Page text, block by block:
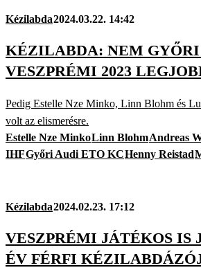
Kézilabda2024.03.22. 14:42
KÉZILABDA: NEM GYŐRI
VESZPRÉMI 2023
Pedig Estelle Nze Minko, Linn Blohm és
volt az elismerésre.
Estelle Nze MinkoLinn BlohmAndreas
IHFGyőri Audi ETO KCHenny Reistad
Kézilabda2024.02.23. 17:12
VESZPRÉMI JÁTÉKOS IS
ÉV FÉRFI